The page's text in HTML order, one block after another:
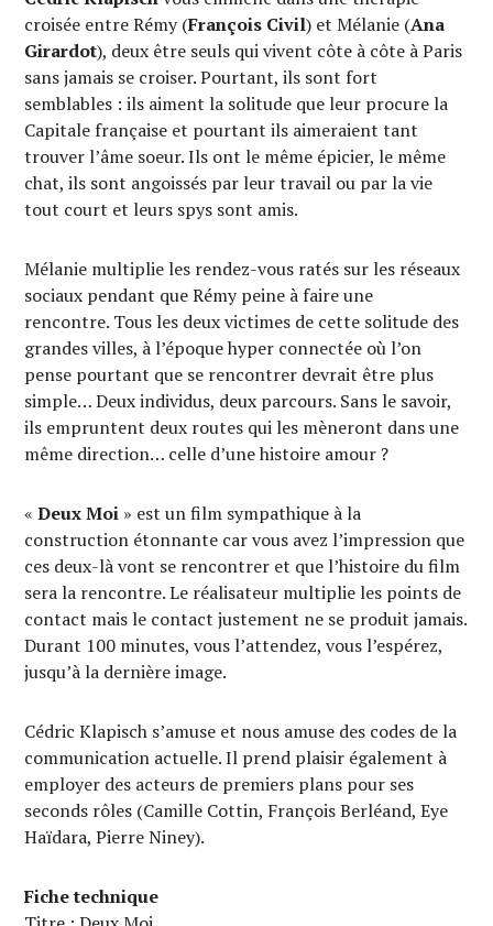
croisée entre Rémy (François Civil) et Mélanie (Ana
Girardot), deux être seuls qui vivent côte à côte à Paris
sans jamais se croiser. Pourtant, ils sont fort
semblables : ils aiment la solitude que leur procure la
Capitale française et pourtant ils aimeraient tant
trouver l’âme soeur. Ils ont le même épicier, le même
chat, ils sont angoissés par leur travail ou par la vie
tout court et leurs spys sont amis.
Mélanie multiplie les rendez-vous ratés sur les réseaux
sociaux pendant que Rémy peine à faire une
rencontre. Tous les deux victimes de cette solitude des
grandes villes, à l’époque hyper connectée où l’on
pense pourtant que se rencontrer devrait être plus
simple… Deux individus, deux parcours. Sans le savoir,
ils empruntent deux routes qui les mèneront dans une
même direction… celle d’une histoire amour ?
«Deux Moi » est un film sympathique à la
construction étonnante car vous avez l’impression que
ces deux-là vont se rencontrer et que l’histoire du film
sera la rencontre. Le réalisateur multiplie les points de
contact mais le contact justement ne se produit jamais.
Durant 100 minutes, vous l’attendez, vous l’espérez,
jusqu’à la dernière image.
Cédric Klapisch s’amuse et nous amuse des codes de la
communication actuelle. Il prend plaisir également à
employer des acteurs de premiers plans pour ses
seconds rôles (Camille Cottin, François Berléand, Eye
Haïdara, Pierre Niney).
Fiche technique